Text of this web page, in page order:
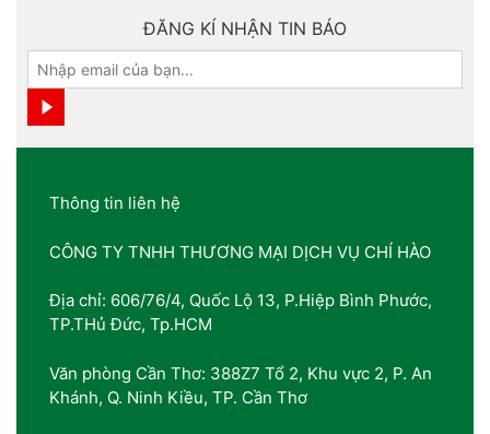
ĐĂNG KÍ NHẬN TIN BÁO
Thông tin liên hệ
CÔNG TY TNHH THƯƠNG MẠI DỊCH VỤ CHÍ HÀO
Địa chỉ: 606/76/4, Quốc Lộ 13, P.Hiệp Bình Phước,
TP.THủ Đức, Tp.HCM
Văn phòng Cần Thơ: 388Z7 Tổ 2, Khu vực 2, P. An
Khánh, Q. Ninh Kiều, TP. Cần Thơ